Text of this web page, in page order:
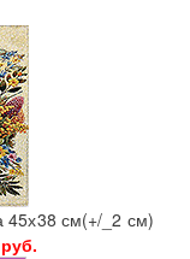
45х38 см(+/_2 см)